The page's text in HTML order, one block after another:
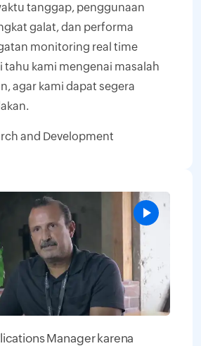
tanggap, penggunaan
galat, dan performa
monitoring real time
tahu kami mengenai masalah
agar kami dapat segera
and Development
Manager karena